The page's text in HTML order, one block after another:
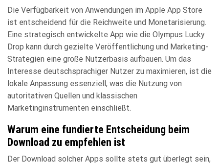
Die Verfügbarkeit von Anwendungen im Apple App Store
ist entscheidend für die Reichweite und Monetarisierung.
Eine strategisch entwickelte App wie die Olympus Lucky
Drop kann durch gezielte Veröffentlichung und Marketing-
Strategien eine große Nutzerbasis aufbauen. Um das
Interesse deutschsprachiger Nutzer zu maximieren, ist die
lokale Anpassung essenziell, was die Nutzung von
autoritativen Quellen und klassischen
Marketinginstrumenten einschließt.
Warum eine fundierte Entscheidung beim
Download zu empfehlen ist
Der Download solcher Apps sollte stets gut überlegt sein,